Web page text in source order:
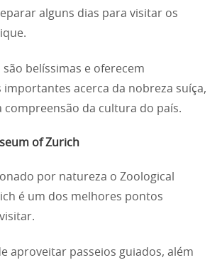
alguns dias para visitar os
belíssimas e oferecem
importantes acerca da nobreza suíça,
compreensão da cultura do país.
of Zurich
por natureza o Zoological
é um dos melhores pontos
aproveitar passeios guiados, além